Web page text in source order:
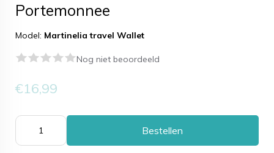
Portemonnee
Model: Martinelia travel Wallet
Nog niet beoordeeld
€16,99
Bestellen